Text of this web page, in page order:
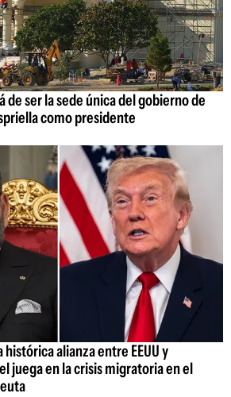
de ser la sede única del gobierno de
como presidente
alianza entre EEUU y
juega en la crisis migratoria en el